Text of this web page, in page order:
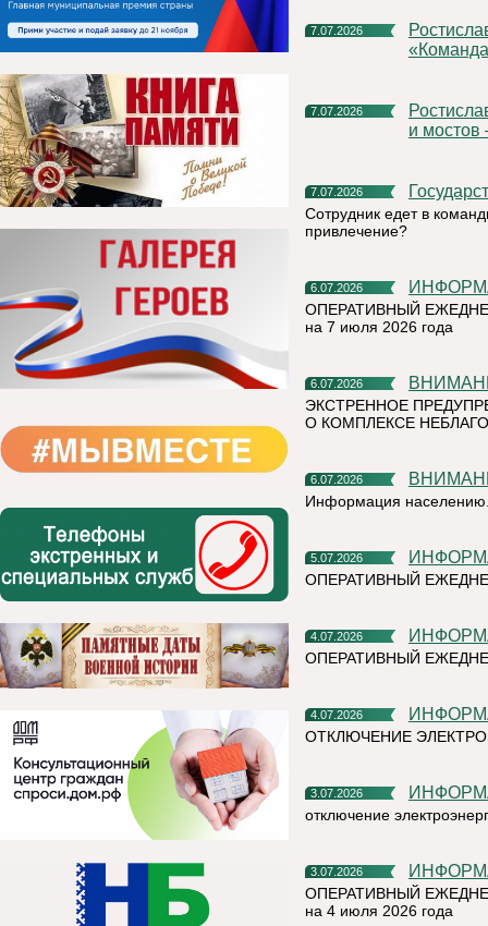
7.07.2026
Ростислав Гольдштейн предложил расширить проект
7.07.2026
Ростислав Гольдштейн: «Строительство больниц, школ, дорог
и мостов
7.07.2026
Сотрудник едет в
привлечение?
6.07.2026
ОПЕРАТИВНЫЙ
на 7 июля 2026 года
6.07.2026
ЭКСТРЕННОЕ
О КОМПЛЕКСЕ
6.07.2026
Информация
5.07.2026
ОПЕРАТИВНЫЙ
4.07.2026
ОПЕРАТИВНЫЙ
4.07.2026
ОТКЛЮЧЕНИЕ
3.07.2026
отключение
3.07.2026
ОПЕРАТИВНЫЙ
на 4 июля 2026 года